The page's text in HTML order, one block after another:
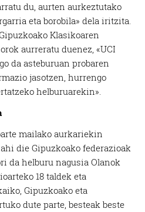
du, aurten aurkeztutako
eta borobila» dela iritzita.
Klasikoaren
aurreratu duenez, «UCI
da asteburuan probaren
jasotzen, hurrengo
helburuarekin».
mailako aurkariekin
die Gipuzkoako federazioak
da helburu nagusia Olanok
18 taldek eta
Gipuzkoako eta
dute parte, besteak beste